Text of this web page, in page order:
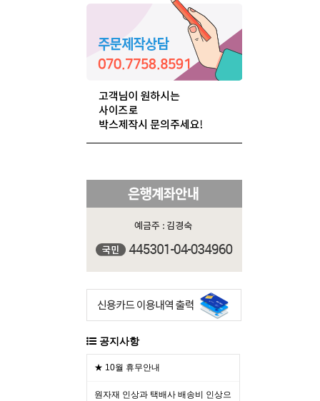
공지사항
★ 10월 휴무안내
원자재 인상과 택배사 배송비 인상으